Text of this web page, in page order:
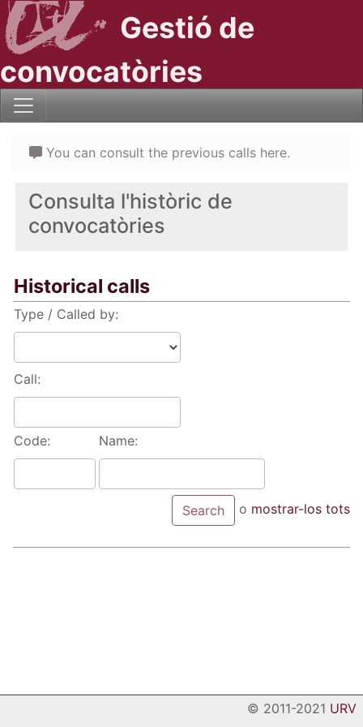
Gestió de
convocatòries
Consulta l'històric de
convocatòries
Historical calls
Type / Called by:
Call:
Code: Name:
o mostrar-los tots
You can consult the previous calls here.
© 2011-2021 URV